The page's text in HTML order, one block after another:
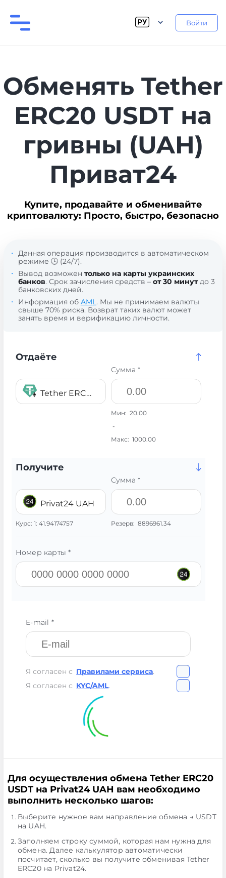
Войти
Обменять Tether
ERC20 USDT на
гривны (UAH)
Приват24
Купите, продавайте и обменивайте
криптовалюту: Просто, быстро, безопасно
Данная операция производится в автоматическом
режиме 🕒 (24/7).
Вывод возможен только на карты украинских
банков. Срок зачисления средств – от 30 минутдо 3
банковских дней.
Информация об AML. Мы не принимаем валюты
свыше 70% риска. Возврат таких валют может
занять время и верификацию личности.
Отдаёте
Tether ERC20 USDT
Сумма *
Мин: 20.00
-
Макс: 1000.00
Получите
Privat24 UAH
Курс: 1: 41.94174757
Сумма *
Резерв: 8896961.34
Номер карты *
E-mail *
Я согласен с Правилами сервиса.
Я согласен с KYC/AML.
Для осуществления обмена Tether ERC20
USDT на Privat24 UAH вам необходимо
выполнить несколько шагов:
Выберите нужное вам направление обмена → USDT
на UAH.
Заполняем строку суммой, которая нам нужна для
обмена. Далее калькулятор автоматически
посчитает, сколько вы получите обменивая Tether
ERC20 на Privat24.